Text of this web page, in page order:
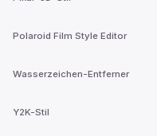
Polaroid Film Style Editor
Wasserzeichen-Entferner
Y2K-Stil